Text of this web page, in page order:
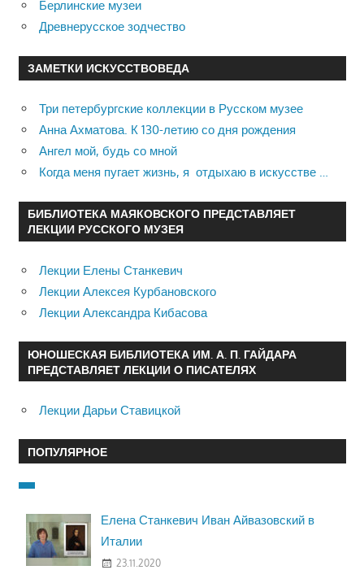
Берлинские музеи
Древнерусское зодчество
ЗАМЕТКИ ИСКУССТВОВЕДА
Три петербургские коллекции в Русском музее
Анна Ахматова. К 130-летию со дня рождения
Ангел мой, будь со мной
Когда меня пугает жизнь, я отдыхаю в искусстве …
БИБЛИОТЕКА МАЯКОВСКОГО ПРЕДСТАВЛЯЕТ
ЛЕКЦИИ РУССКОГО МУЗЕЯ
Лекции Елены Станкевич
Лекции Алексея Курбановского
Лекции Александра Кибасова
ЮНОШЕСКАЯ БИБЛИОТЕКА ИМ. А. П. ГАЙДАРА
ПРЕДСТАВЛЯЕТ ЛЕКЦИИ О ПИСАТЕЛЯХ
Лекции Дарьи Ставицкой
ПОПУЛЯРНОЕ
Елена Станкевич Иван Айвазовский в
Италии
23.11.2020